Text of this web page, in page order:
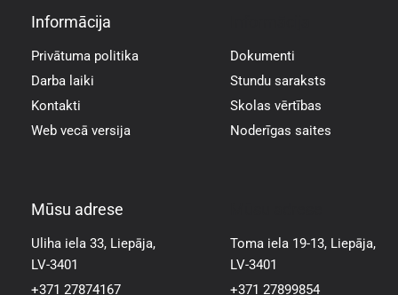
Informācija
Privātuma politika
Darba laiki
Kontakti
Web vecā versija
Dokumenti
Stundu saraksts
Skolas vērtības
Noderīgas saites
Mūsu adrese
Uliha iela 33, Liepāja,
LV-3401
+371 27874167
Toma iela 19-13, Liepāja,
LV-3401
+371 27899854